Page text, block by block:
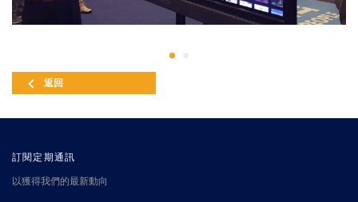
返回
訂閱定期通訊
以獲得我們的最新動向